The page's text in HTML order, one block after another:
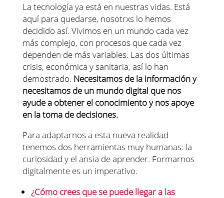
La tecnología ya está en nuestras vidas. Está
aquí para quedarse, nosotrxs lo hemos
decidido así. Vivimos en un mundo cada vez
más complejo, con procesos que cada vez
dependen de más variables. Las dos últimas
crisis, económica y sanitaria, así lo han
demostrado. Necesitamos de la información y
necesitamos de un mundo digital que nos
ayude a obtener el conocimiento y nos apoye
en la toma de decisiones.
Para adaptarnos a esta nueva realidad
tenemos dos herramientas muy humanas: la
curiosidad y el ansia de aprender. Formarnos
digitalmente es un imperativo.
¿Cómo crees que se puede llegar a las